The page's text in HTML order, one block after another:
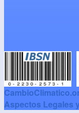
Aspectos Legales